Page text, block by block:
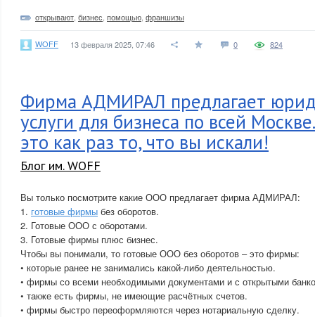
открывают бизнес помощью франшизы
WOFF 13 февраля 2025, 07:46 0 824
Фирма АДМИРАЛ предлагает
услуги для бизнеса по всей
это как раз то, что вы искали!
Блог им. WOFF
Вы только посмотрите какие ООО предлагает фирма АДМИРАЛ:
1. готовые фирмы без оборотов.
2. Готовые ООО с оборотами.
3. Готовые фирмы плюс бизнес.
Чтобы вы понимали, то готовые ООО без оборотов – это фирмы:
• которые ранее не занимались какой-либо деятельностью.
• фирмы со всеми необходимыми документами и с открытыми
• также есть фирмы, не имеющие расчётных счетов.
• фирмы быстро переоформляются через нотариальную сделку.